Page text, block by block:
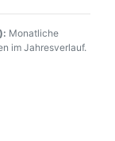
Monatliche
im Jahresverlauf.